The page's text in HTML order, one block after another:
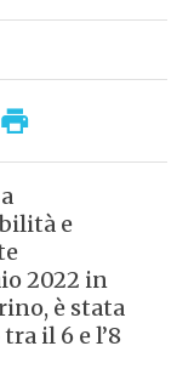
e
2022 in
è stata
il 6 e l’8